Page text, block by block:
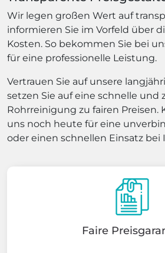
Wir legen großen Wert auf
informieren Sie im Vorfeld über
Kosten. So bekommen Sie bei
für eine professionelle Leistung.
Vertrauen Sie auf unsere
setzen Sie auf eine schnelle und
Rohrreinigung zu fairen Preisen.
uns noch heute für eine
oder einen schnellen Einsatz bei
Faire